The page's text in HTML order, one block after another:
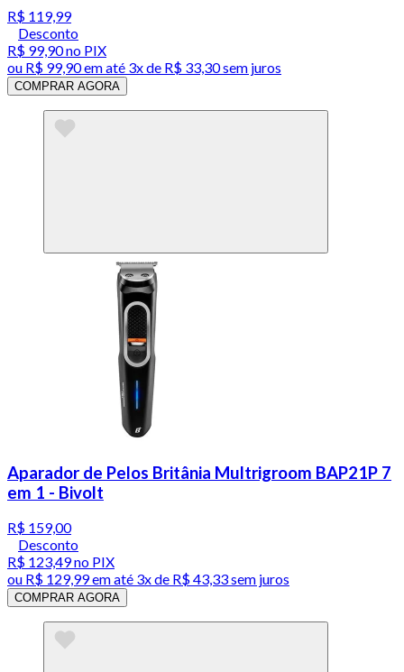
R$ 119,99
Desconto
R$ 99,90no PIX
ou R$ 99,90em até 3x de R$ 33,30 sem juros
COMPRAR AGORA
Aparador de Pelos Britânia Multrigroom BAP21P 7
em 1 - Bivolt
R$ 159,00
Desconto
R$ 123,49no PIX
ou R$ 129,99em até 3x de R$ 43,33 sem juros
COMPRAR AGORA